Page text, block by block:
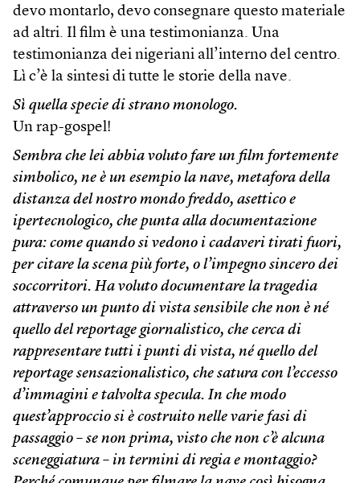
devo montarlo, devo consegnare questo materiale
ad altri. Il film è una testimonianza. Una
testimonianza dei nigeriani all’interno del centro.
Lì c’è la sintesi di tutte le storie della nave.
Sì quella specie di strano monologo.
Un rap-gospel!
Sembra che lei abbia voluto fare un film fortemente
simbolico, ne è un esempio la nave, metafora della
distanza del nostro mondo freddo, asettico e
ipertecnologico, che punta alla documentazione
pura: come quando si vedono i cadaveri tirati fuori,
per citare la scena più forte, o l’impegno sincero dei
soccorritori. Ha voluto documentare la tragedia
attraverso un punto di vista sensibile che non è né
quello del reportage giornalistico, che cerca di
rappresentare tutti i punti di vista, né quello del
reportage sensazionalistico, che satura con l’eccesso
d’immagini e talvolta specula. In che modo
quest’approccio si è costruito nelle varie fasi di
passaggio – se non prima, visto che non c’è alcuna
sceneggiatura – in termini di regia e montaggio?